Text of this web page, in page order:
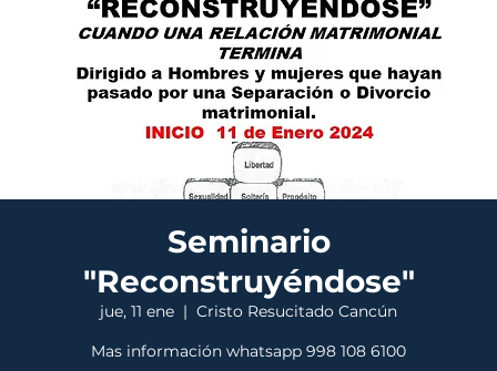
Seminario
"Reconstruyéndose"
jue, 11 ene
  |
Cristo Resucitado Cancún
Mas información whatsapp 998 108 6100